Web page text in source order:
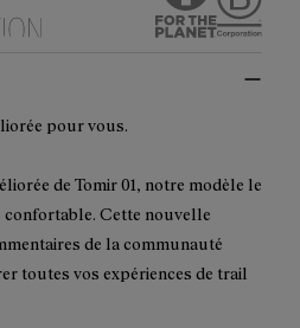
pour vous.
de Tomir 01, notre modèle le
Cette nouvelle
de la communauté
toutes vos expériences de trail